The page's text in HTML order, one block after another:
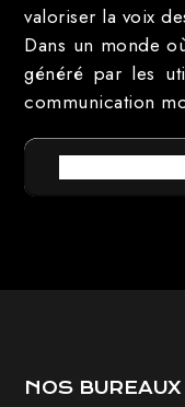
valoriser la voix
Dans un monde
généré par les
communication
NOS BUREAUX